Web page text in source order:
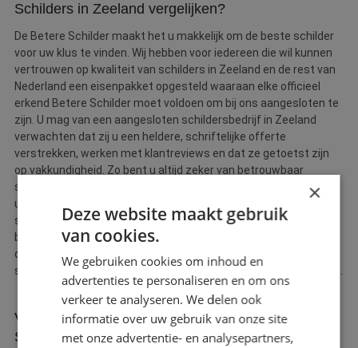
Schilders in Zeeland vergelijken?
De Betere Schilder maakt het u makkelijk om de beste schilder
voor uw klus te vinden. Wij hebben voor iedereen die wil kunnen
vertrouwen op kwaliteit van schilders in Zeeland en de rest van
Nederland een eisenpakket opgesteld waaraan elke officieel
erkend Betere Schilder moet voldoen om bij ons aangesloten te
zijn. U mag van een aangesloten schildersbedrijf in Zeeland
verwachten dat zij u een heldere, schriftelijke offerte
verstrekken, werken met klantreviews en dat ze getoetst zijn
op vakkundigheid. Zo bent u altijd zeker van betrouwbaar
schilderwerk en een echte vakman. Wij faciliteren dit graag voor
u, omdat wij het belangrijk vinden dat klanten van
schildersbedrijven in Zeeland kunnen vertrouwen op een
betrouwbare schilder en mogen rekenen op kwaliteit. Door via
de Betere Schilder een erkend schildersbedrijf uit Zeeland te
selecteren voor uw schilderklus, kunnen wij u die garantie geven.
Voor welke werkzaamheden kan ik een Betere
Schilder inschakelen?
×
Deze website maakt gebruik
van cookies.
We gebruiken cookies om inhoud en
advertenties te personaliseren en om ons
verkeer te analyseren. We delen ook
informatie over uw gebruik van onze site
met onze advertentie- en analysepartners,